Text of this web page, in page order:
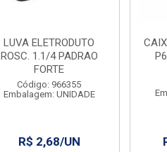
LUVA ELETRODUTO
ROSC. 1.1/4 PADRAO
FORTE
Código: 966355
Embalagem: UNIDADE
R$ 2,68/UN